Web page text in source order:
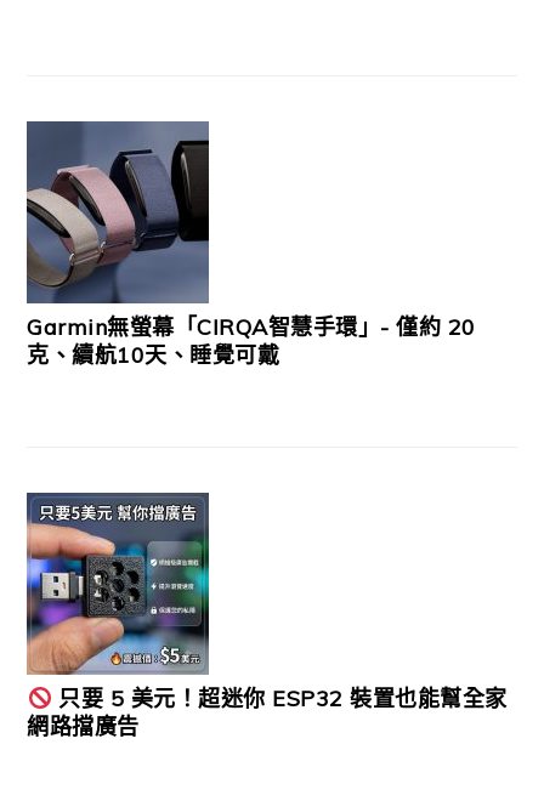
Garmin無螢幕「CIRQA智慧手環」- 僅約 20
克、續航10天、睡覺可戴
只要 5 美元！超迷你 ESP32 裝置也能幫全家
網路擋廣告